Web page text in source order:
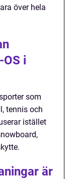
över hela
i
som
tennis och
istället
är